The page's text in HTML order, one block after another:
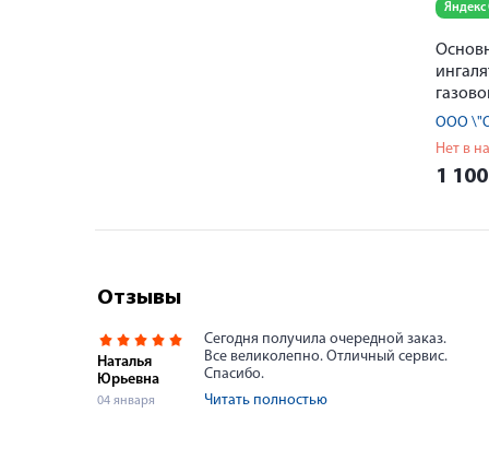
Яндекс
ООО
Нет в
1 100
Отзывы
Наталья
Юрьевна
04 января
Сегодня получила очередной заказ.
Все великолепно. Отличный сервис.
Спасибо.
Читать полностью